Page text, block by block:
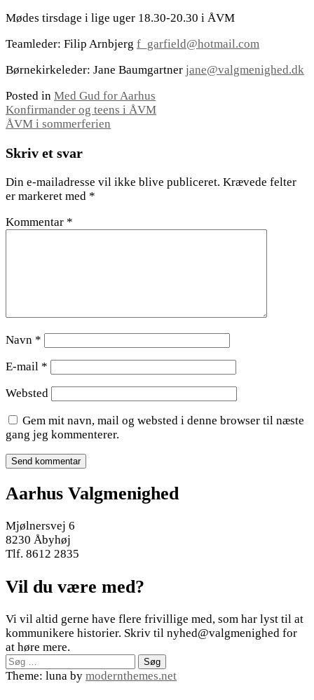
Mødes tirsdage i lige uger 18.30-20.30 i ÅVM
Teamleder: Filip Arnbjerg f_garfield@hotmail.com
Børnekirkeleder: Jane Baumgartner jane@valgmenighed.dk
Posted in Med Gud for Aarhus
Indlægsnavigation
Konfirmander og teens i ÅVM
ÅVM i sommerferien
Skriv et svar
Din e-mailadresse vil ikke blive publiceret. Krævede felter
er markeret med *
Kommentar *
Navn *
E-mail *
Websted
Gem mit navn, mail og websted i denne browser til næste
gang jeg kommenterer.
Aarhus Valgmenighed
Mjølnersvej 6
8230 Åbyhøj
Tlf. 8612 2835
Vil du være med?
Vi vil altid gerne have flere frivillige med, som har lyst til at
kommunikere historier. Skriv til nyhed@valgmenighed for
at høre mere.
Søg
efter:
Theme: luna by modernthemes.net